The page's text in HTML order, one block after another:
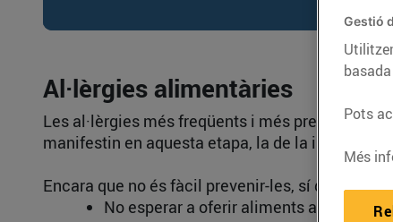
Al·lèrgies alimentàries
Les al·lèrgies més freqüents i més precoces en
manifestin en aquesta etapa, la de la
Encara que no és fàcil prevenir-les, sí que
No esperar a oferir aliments
Gestió
Pots
Més